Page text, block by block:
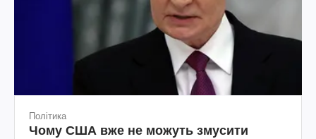
Політика
Чому США вже не можуть змусити